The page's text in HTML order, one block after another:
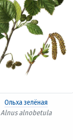
Ольха зелёная
Alnus alnobetula